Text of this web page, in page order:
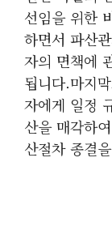
선임을 위한
하면서 파산
자의 면책에
됩니다.마지
자에게 일정
산을 매각하
산절차 종결